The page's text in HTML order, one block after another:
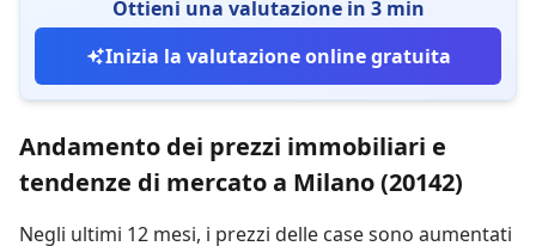
Ottieni una valutazione in 3 min
Inizia la valutazione online gratuita
Andamento dei prezzi immobiliari e
tendenze di mercato a Milano (20142)
Negli ultimi 12 mesi, i prezzi delle case sono aumentati